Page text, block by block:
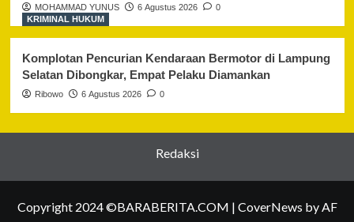
MOHAMMAD YUNUS 6 Agustus 2026
0
KRIMINAL HUKUM
Komplotan Pencurian Kendaraan Bermotor di Lampung
Selatan Dibongkar, Empat Pelaku Diamankan
Ribowo 6 Agustus 2026 0
Redaksi
Copyright 2024 ©BARABERITA.COM | CoverNews by AF